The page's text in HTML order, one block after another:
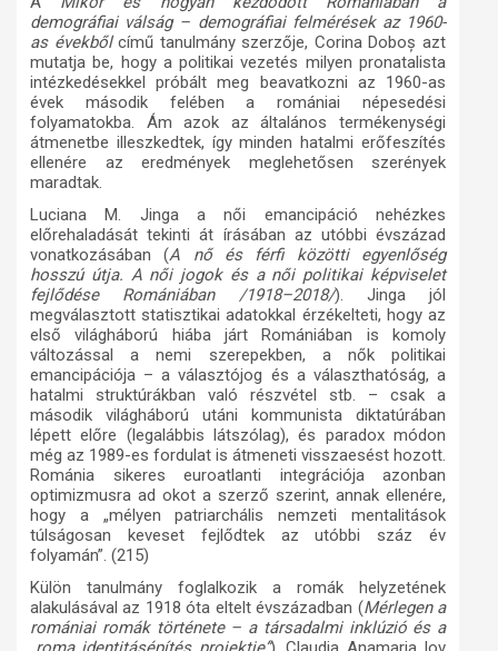
demográfiai válság – demográfiai felmérések az 1960-
as évekbőlcímű tanulmány szerzője, Corina Doboș azt
mutatja be, hogy a politikai vezetés milyen pronatalista
intézkedésekkel próbált meg beavatkozni az 1960-as
évek második felében a romániai népesedési
folyamatokba. Ám azok az általános termékenységi
átmenetbe illeszkedtek, így minden hatalmi erőfeszítés
ellenére az eredmények meglehetősen szerények
maradtak.
Luciana M. Jinga a női emancipáció nehézkes
előrehaladását tekinti át írásában az utóbbi évszázad
vonatkozásában (A nő és férfi közötti egyenlőség
hosszú útja. A női jogok és a női politikai képviselet
fejlődése Romániában /1918–2018/). Jinga jól
megválasztott statisztikai adatokkal érzékelteti, hogy az
első világháború hiába járt Romániában is komoly
változással a nemi szerepekben, a nők politikai
emancipációja – a választójog és a választhatóság, a
hatalmi struktúrákban való részvétel stb. – csak a
második világháború utáni kommunista diktatúrában
lépett előre (legalábbis látszólag), és paradox módon
még az 1989-es fordulat is átmeneti visszaesést hozott.
Románia sikeres euroatlanti integrációja azonban
optimizmusra ad okot a szerző szerint, annak ellenére,
hogy a „mélyen patriarchális nemzeti mentalitások
túlságosan keveset fejlődtek az utóbbi száz év
folyamán”. (215)
Külön tanulmány foglalkozik a romák helyzetének
alakulásával az 1918 óta eltelt évszázadban (Mérlegen a
romániai romák története – a társadalmi inklúzió és a